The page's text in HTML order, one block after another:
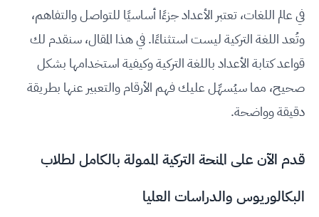
في عالم اللغات، تعتبر الأعداد جزءًا أساسيًا للتواصل والتفاهم،
وتُعد اللغة التركية ليست استثناءًا. في هذا المقال، سنقدم لك
قواعد كتابة الأعداد باللغة التركية وكيفية استخدامها بشكل
صحيح، مما سيُسهِّل عليك فهم الأرقام والتعبير عنها بطريقة
دقيقة وواضحة.
قدم الآن على المنحة التركية الممولة بالكامل لطلاب
البكالوريوس والدراسات العليا